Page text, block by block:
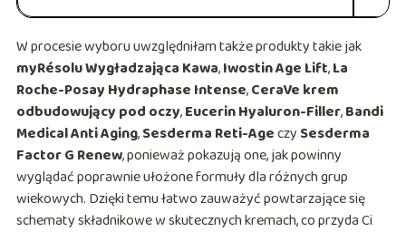
W procesie wyboru uwzględniłam także produkty takie jak
myRésolu Wygładzająca Kawa,Iwostin Age Lift,La
Roche-Posay Hydraphase Intense,CeraVe krem
odbudowujący pod oczy,Eucerin Hyaluron-Filler,Bandi
Medical Anti Aging,Sesderma Reti-Ageczy Sesderma
Factor G Renew, ponieważ pokazują one, jak powinny
wyglądać poprawnie ułożone formuły dla różnych grup
wiekowych. Dzięki temu łatwo zauważyć powtarzające się
schematy składnikowe w skutecznych kremach, co przyda Ci